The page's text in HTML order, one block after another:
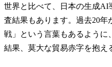
世界と比べて、日本の生成AI
査結果もあります。過去20年
戦」という言葉もあるように
結果、莫大な貿易赤字を抱え